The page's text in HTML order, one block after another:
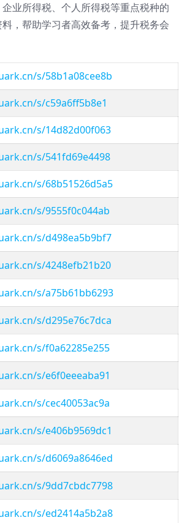
业所得税、个人所得税等重点税种的
，帮助学习者高效备考，提升税务会
s/58b1a08cee8b
s/c59a6ff5b8e1
s/14d82d00f063
s/541fd69e4498
s/68b51526d5a5
s/9555f0c044ab
s/d498ea5b9bf7
s/4248efb21b20
s/a75b61bb6293
s/d295e76c7dca
s/f0a62285e255
s/e6f0eeeaba91
s/cec40053ac9a
s/e406b9569dc1
s/d6069a8646ed
s/9dd7cbdc7798
s/ed2414a5b2a8